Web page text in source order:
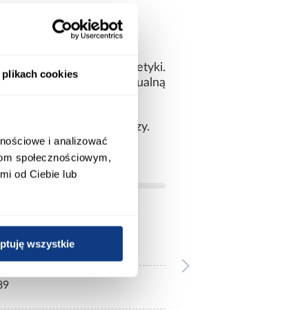
plikach cookies
i analizować
społecznościowym,
od Ciebie lub
wszystkie
wnętrz
bez rezygnacji z estetyki.
zachowując wizualną
przechowywanych rzeczy.